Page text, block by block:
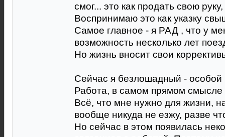
смог... это как продать свою руку,
Воспринимаю это как указку
Самое главное - я РАД , что у
возможность несколько лет
Но жизнь вносит свои
Сейчас я безлошадный -
Работа, в самом прямом смысле
Всё, что мне нужно для жизни,
вообще никуда не езжу, разве
Но сейчас в этом появилась